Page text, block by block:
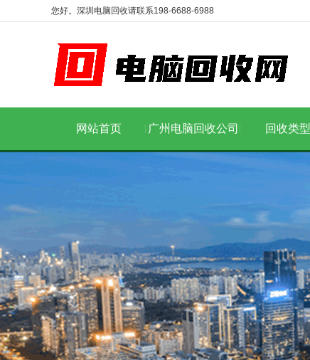
您好。深圳电脑回收请联系198-6688-6988
网站首页 广州电脑回收公司 回收类型